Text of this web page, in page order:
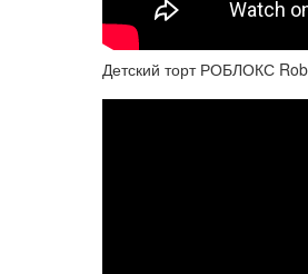
Детский торт РОБЛОКС